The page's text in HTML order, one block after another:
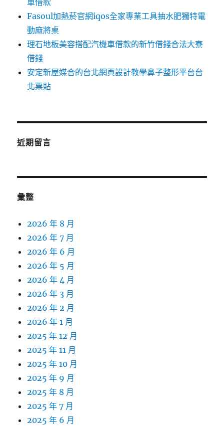
車借款
Fasoul加熱菸官網iqos全家專業工具抽水肥獨特電
動麻將桌
理石地板美容搭配汽機車借款的新竹借錢合法大寮
借錢
安定新屋媒合的台北網頁設計教學鼻子整形平台台
北票貼
近期留言
彙整
2026 年 8 月
2026 年 7 月
2026 年 6 月
2026 年 5 月
2026 年 4 月
2026 年 3 月
2026 年 2 月
2026 年 1 月
2025 年 12 月
2025 年 11 月
2025 年 10 月
2025 年 9 月
2025 年 8 月
2025 年 7 月
2025 年 6 月